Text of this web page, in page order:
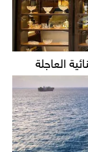
العاجلة